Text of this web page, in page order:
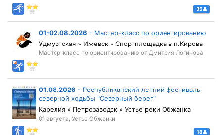
35
01-02.08.2026 - Мастер-класс по ориентированию
Удмуртская » Ижевск » Спортплощадка в п.Кирова
Мастер-класс по ориентированию от Дмитрия Логинова
01.08.2026 - Республиканский летний фестиваль
северной ходьбы "Северный берег"
Карелия » Петрозаводск » Устье реки Обжанка
01 августа, Устье Обжанки
18